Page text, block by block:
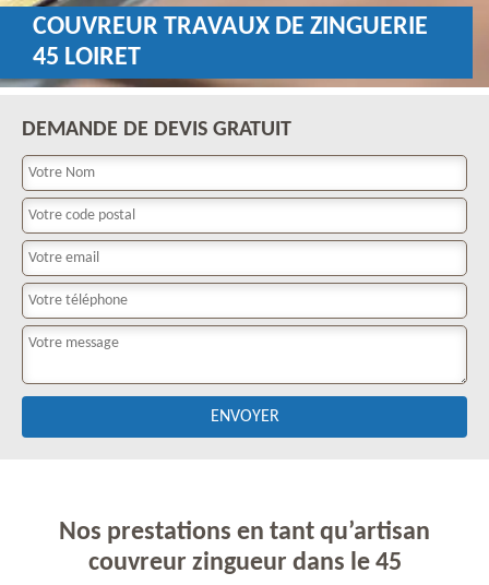
COUVREUR TRAVAUX DE ZINGUERIE
45 LOIRET
DEMANDE DE DEVIS GRATUIT
Nos prestations en tant qu’artisan
couvreur zingueur dans le 45